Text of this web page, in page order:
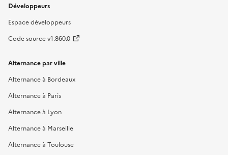
Développeurs
Espace développeurs
Code source v1.860.0
Alternance par ville
Alternance à Bordeaux
Alternance à Paris
Alternance à Lyon
Alternance à Marseille
Alternance à Toulouse